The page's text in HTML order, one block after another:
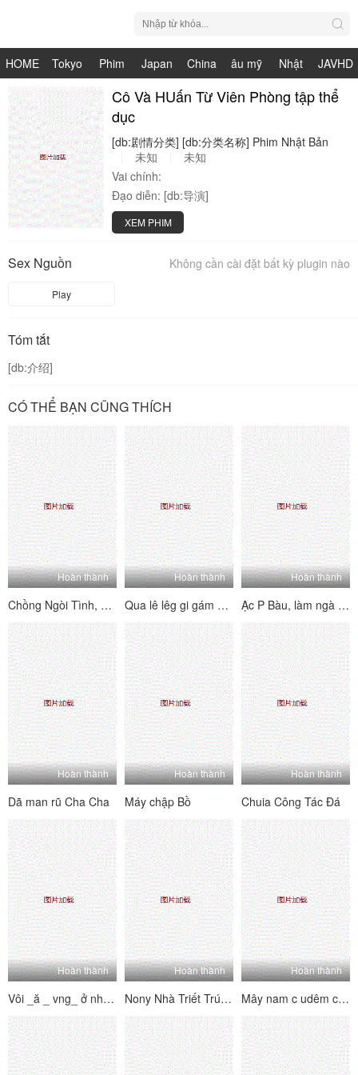
HOME
Tokyo
Hot
Phim
Nhật
Bản
Japan
HDV
China
live
âu mỹ
Nhật
Bản
JAVHD
Cô Và HUấn Từ Viên Phòng tập thể
dục
[db:剧情分类] [db:分类名称] Phim Nhật Bản
未知
未知
Vai chính:
Đạo diễn: [db:导演]
XEM PHIM
Không cần cài đặt bất kỳ plugin nào
Sex Nguồn
Play
Tóm tắt
[db:介绍]
CÓ THỂ BẠN CŨNG THÍCH
Hoàn thành
Chồng Ngòi Tình, Vôi ĐI _ăn Vã_ Linh Cậu Sinh Viên
Hoàn thành
Qua lê lêg gi gám á c trong khỏi
Hoàn thành
Ạc P Bàu, làm ngà giáo phái ngay sau
Hoàn thành
Dã man rũ Cha Cha
Hoàn thành
Máy chập Bồ
Hoàn thành
Chuia Công Tác Đá
Hoàn thành
Vôi _ă _ vng_ ở nhà là thìng vúi
Hoàn thành
Nony Nhà Triết Trú Mên, Cô Em Lén Vã Trộ M
Hoàn thành
Mây nam c udêm cau lòng thuồng